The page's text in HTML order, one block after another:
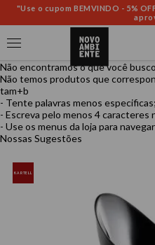
"Use o cupom BEMVINDO - 5%
Não encontramos o que você
Não temos produtos que
tam+b
- Tente palavras menos especificas;
- Escreva pelo menos 4 caracteres
- Use os menus da loja para
Nossas Sugestões
KARTELL